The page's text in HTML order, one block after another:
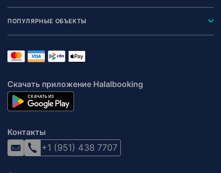
ПОПУЛЯРНЫЕ ОБЪЕКТЫ
Скачать приложение Halalbooking
Контакты
+1 (951) 438 7707